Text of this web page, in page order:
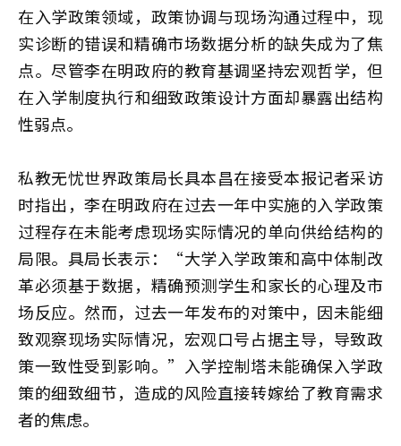
在入学政策领域，政策协调与现场沟通过程中，现
实诊断的错误和精确市场数据分析的缺失成为了焦
点。尽管李在明政府的教育基调坚持宏观哲学，但
在入学制度执行和细致政策设计方面却暴露出结构
性弱点。
私教无忧世界政策局长具本昌在接受本报记者采访
时指出，李在明政府在过去一年中实施的入学政策
过程存在未能考虑现场实际情况的单向供给结构的
局限。具局长表示：“大学入学政策和高中体制改
革必须基于数据，精确预测学生和家长的心理及市
场反应。然而，过去一年发布的对策中，因未能细
致观察现场实际情况，宏观口号占据主导，导致政
策一致性受到影响。”入学控制塔未能确保入学政
策的细致细节，造成的风险直接转嫁给了教育需求
者的焦虑。